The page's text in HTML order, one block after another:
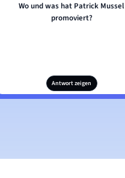
Wo und was hat Patrick Mussel
promoviert?
Antwort zeigen